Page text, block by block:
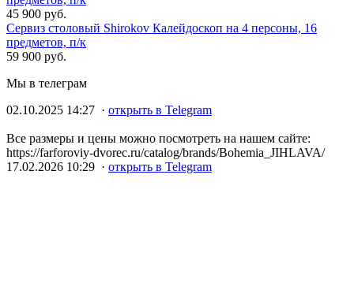
45 900 руб.
Сервиз столовый Shirokov Калейдоскоп на 4 персоны, 16
предметов, п/к
59 900 руб.
Мы в телеграм
02.10.2025 14:27 · открыть в Telegram
Все размеры и цены можно посмотреть на нашем сайте:
https://farforoviy-dvorec.ru/catalog/brands/Bohemia_JIHLAVA/
17.02.2026 10:29 · открыть в Telegram